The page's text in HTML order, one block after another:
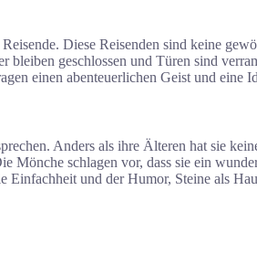
Diese Reisenden sind keine
geschlossen und Türen sind
einen abenteuerlichen Geist und eine
Anders als ihre Älteren hat sie
schlagen vor, dass sie ein
und der Humor, Steine als